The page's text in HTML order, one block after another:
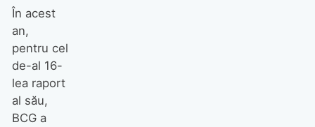
În acest
an,
pentru cel
de-al 16-
lea raport
al său,
BCG a